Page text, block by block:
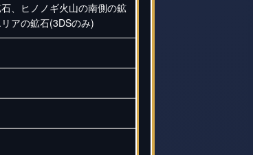
、ヒノノギ火山の南側の鉱
アの鉱石(3DSのみ)